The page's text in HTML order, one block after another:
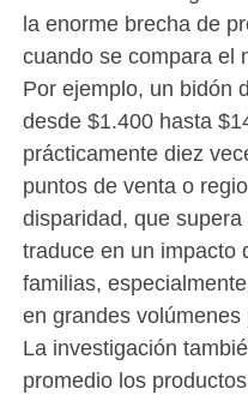
la enorme brecha de
cuando se compara el
Por ejemplo, un bidón
desde $1.400 hasta
prácticamente diez
puntos de venta o
disparidad, que
traduce en un impacto
familias,
en grandes volúmenes
La investigación
promedio los